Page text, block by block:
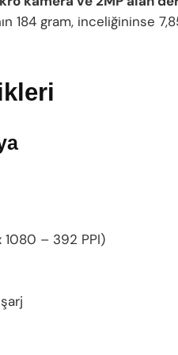
184 gram, inceliğininse
1080 – 392 PPI)